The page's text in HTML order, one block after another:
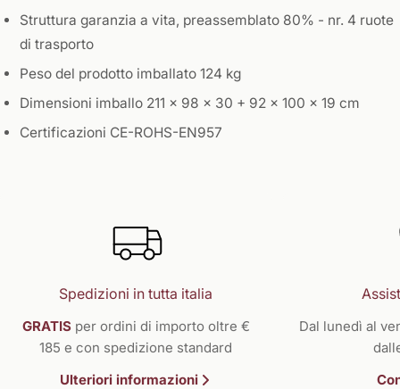
Struttura garanzia a vita, preassemblato 80% - nr. 4 ruote
di trasporto
Peso del prodotto imballato 124 kg
Dimensioni imballo 211 x 98 x 30 + 92 x 100 x 19 cm
Certificazioni CE-ROHS-EN957
Spedizioni in tutta italia
GRATIS per ordini di importo oltre €
185 e con spedizione standard
Ulteriori informazioni
Dal lunedì al